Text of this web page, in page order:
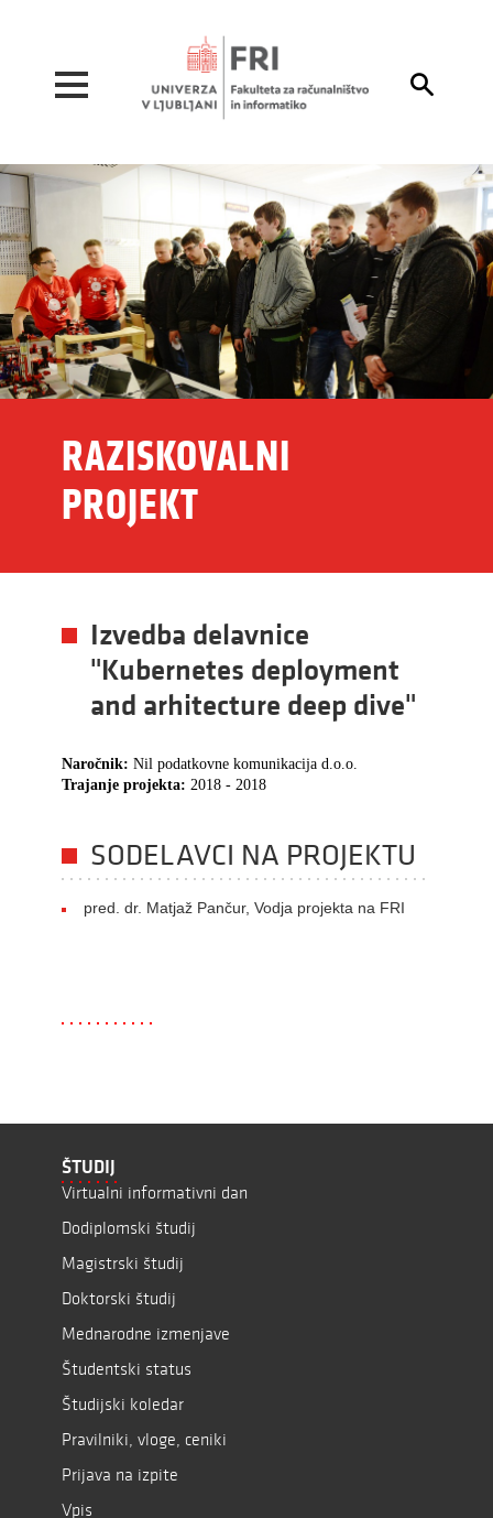

RAZISKOVALNI
PROJEKT
Izvedba delavnice
"Kubernetes deployment
and arhitecture deep dive"
Naročnik: Nil podatkovne komunikacija d.o.o.
Trajanje projekta: 2018 - 2018
SODELAVCI NA PROJEKTU
pred. dr. Matjaž Pančur, Vodja projekta na FRI
ŠTUDIJ
Virtualni informativni dan
Dodiplomski študij
Magistrski študij
Doktorski študij
Mednarodne izmenjave
Študentski status
Študijski koledar
Pravilniki, vloge, ceniki
Prijava na izpite
Vpis